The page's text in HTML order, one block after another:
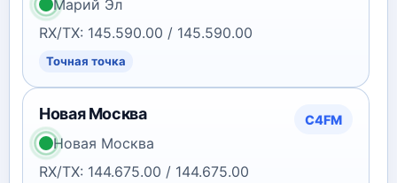
Марий Эл
RX/TX: 145.590.00 / 145.590.00
Точная точка
Новая Москва C4FM
Новая Москва
RX/TX: 144.675.00 / 144.675.00